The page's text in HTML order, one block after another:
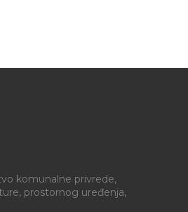
komunalne privrede,
prostornog uređenja,